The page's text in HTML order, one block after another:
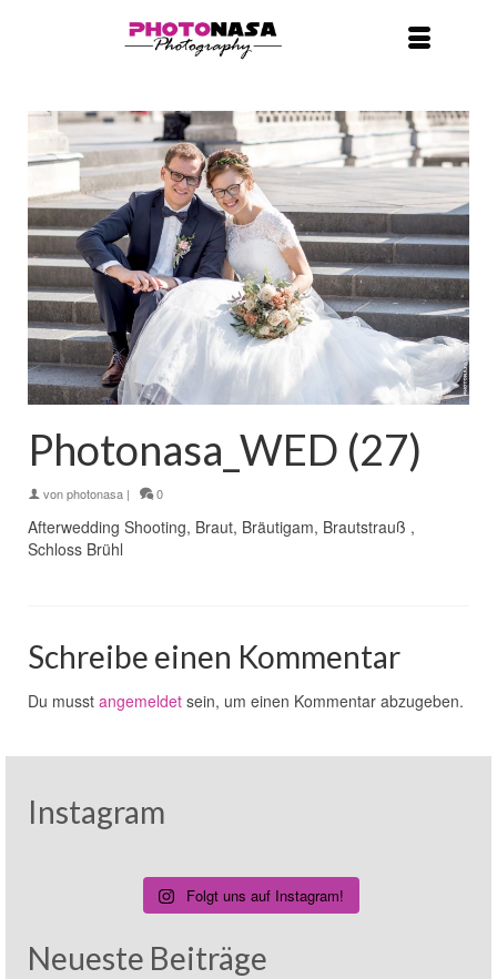
Photonasa_WED (27)
vonphotonasa | 0
Afterwedding Shooting, Braut, Bräutigam, Brautstrauß ,
Schloss Brühl
Schreibe einen Kommentar
Du musst angemeldet sein, um einen Kommentar abzugeben.
Instagram
Folgt uns auf Instagram!
Neueste Beiträge